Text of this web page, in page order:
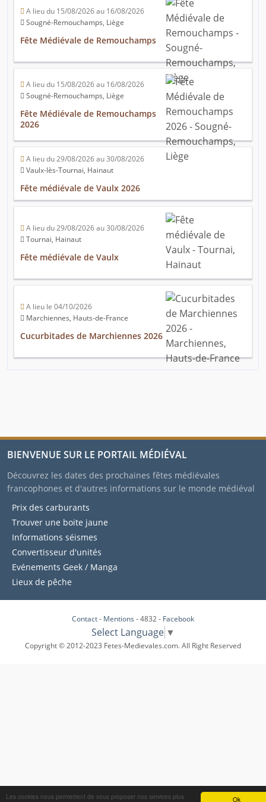
Ok
Les cookies nous permettent de vous proposer nos services plus
A lieu du 15/08/2026 au 16/08/2026
Sougné-Remouchamps, Liège
Fête Médiévale de Remouchamps
A lieu du 15/08/2026 au 16/08/2026
Sougné-Remouchamps, Liège
Fête Médiévale de Remouchamps
2026
A lieu du 29/08/2026 au 30/08/2026
Vaulx-lès-Tournai, Hainaut
Fête médiévale de Vaulx 2026
A lieu du 29/08/2026 au 30/08/2026
Tournai, Hainaut
Fête médiévale de Vaulx
A lieu le 04/10/2026
Marchiennes, Hauts-de-France
Cucurbitades de Marchiennes 2026
BIENVENUE SUR LE PORTAIL MÉDIÉVAL
Découvrez les dates des prochaines fêtes médiévales
francophones et d'autres informations sur le monde médiéval
Prix des carburants
Trouver une boite jaune
Informations séismes
Convertisseur d'unités
Evénements Geek / Manga
Lieux de pêche
Contact- Mentions - 4832 - Facebook
Select Language ▼
Copyright © 2012-2023 Fetes-Medievales.com. All Right Reserved